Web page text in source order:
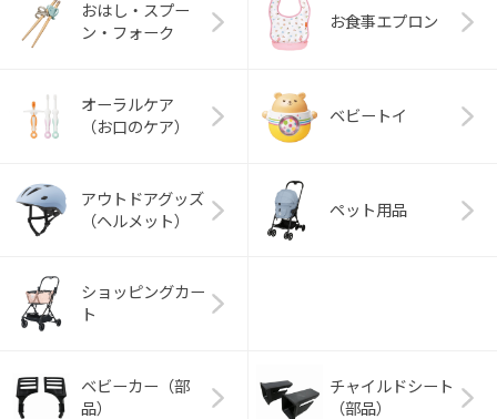
おはし・スプー
ン・フォーク
お食事エプロン
オーラルケア
（お口のケア）
ベビートイ
アウトドアグッズ
（ヘルメット）
ペット用品
ショッピングカー
ト
ベビーカー（部
品）
チャイルドシート
（部品）